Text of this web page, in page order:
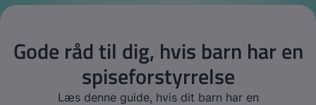
Gode råd til dig, hvis barn har en
spiseforstyrrelse
Læs denne guide, hvis dit barn har en